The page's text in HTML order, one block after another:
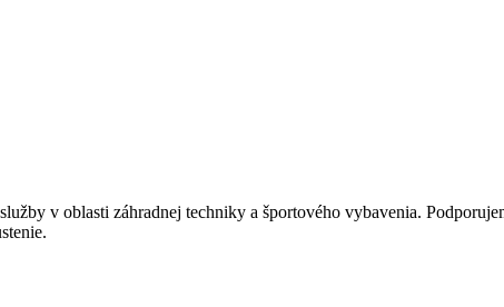
v oblasti záhradnej techniky a športového vybavenia.